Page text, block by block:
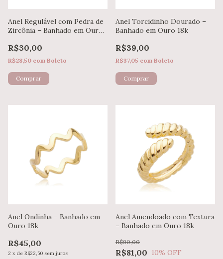
Anel Regulável com Pedra de
Zircônia – Banhado em Ouro
R$30,00
R$28,50 com Boleto
Anel Torcidinho Dourado –
Banhado em Ouro 18k
R$39,00
R$37,05 com Boleto
Anel Ondinha – Banhado em
Ouro 18k
R$45,00
2 x de R$22,50 sem juros
Anel Amendoado com Textura
– Banhado em Ouro 18k
R$81,00
R$90,00
10% OFF